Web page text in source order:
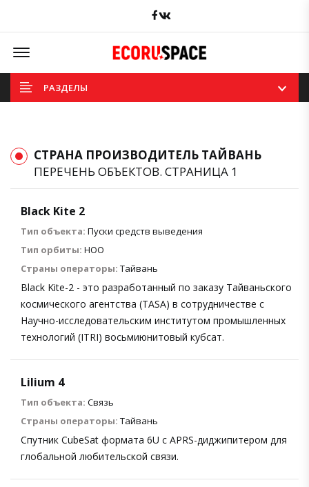
Facebook
Offcanvas Menu Open
РАЗДЕЛЫ
СТРАНА ПРОИЗВОДИТЕЛЬ ТАЙВАНЬ
ПЕРЕЧЕНЬ ОБЪЕКТОВ. СТРАНИЦА 1
Black Kite 2
Тип объекта: Пуски средств выведения
Тип орбиты: НОО
Страны операторы: Тайвань
Black Kite-2 - это разработанный по заказу Тайваньского
космического агентства (TASA) в сотрудничестве с
Научно-исследовательским институтом промышленных
технологий (ITRI) восьмиюнитовый кубсат.
Lilium 4
Тип объекта: Связь
Страны операторы: Тайвань
Спутник CubeSat формата 6U с APRS-диджипитером для
глобальной любительской связи.